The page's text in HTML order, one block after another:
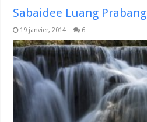
Sabaidee Luang Prabang
19 janvier, 2014 6